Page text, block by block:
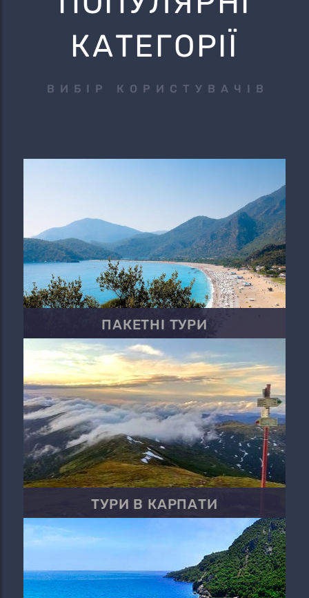
КАТЕГОРІЇ
ВИБІР КОРИСТУВАЧІВ
ПАКЕТНІ ТУРИ
ТУРИ В КАРПАТИ